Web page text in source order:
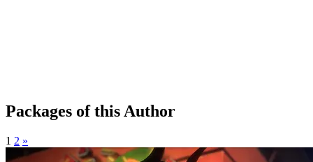
Packages of this Author
1 2 »